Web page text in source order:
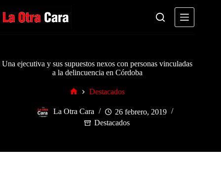
al
contenido
Una ejecutiva y sus supuestos nexos con personas vinculadas
a la delincuencia en Córdoba
Destacados
La Otra Cara
26 febrero, 2019
Destacados